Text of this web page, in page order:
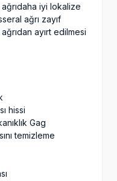
iyi lokalize
ağrı zayıf
ayırt edilmesi
hissi
Gag
temizleme